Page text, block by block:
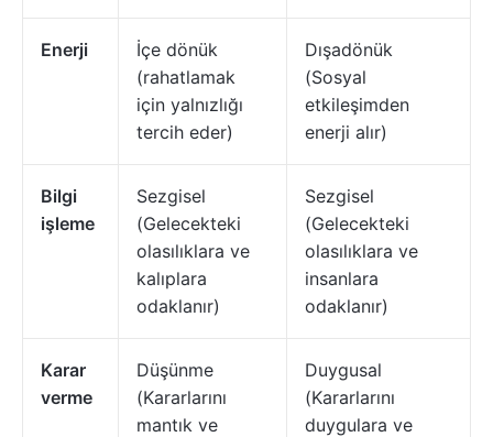
Enerji
İçe dönük
(rahatlamak
için yalnızlığı
tercih eder)
Dışadönük
(Sosyal
etkileşimden
enerji alır)
Bilgi
işleme
Sezgisel
(Gelecekteki
olasılıklara ve
kalıplara
odaklanır)
Sezgisel
(Gelecekteki
olasılıklara ve
insanlara
odaklanır)
Karar
verme
Düşünme
(Kararlarını
mantık ve
Duygusal
(Kararlarını
duygulara ve